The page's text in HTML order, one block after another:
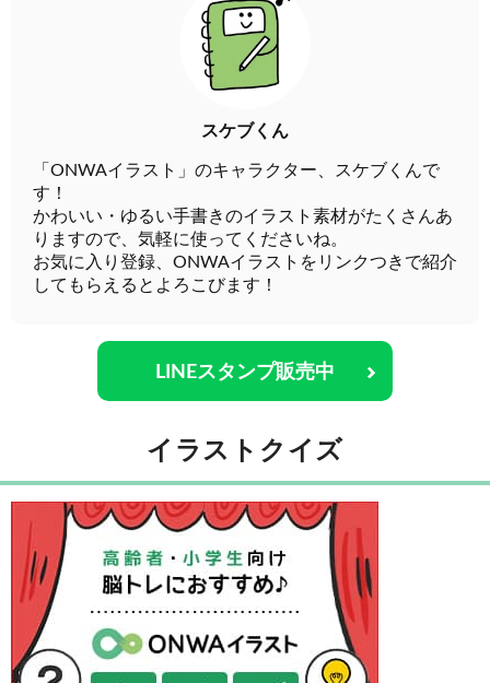
スケブくん
「ONWAイラスト」のキャラクター、スケブくんで
す！
かわいい・ゆるい手書きのイラスト素材がたくさんあ
りますので、気軽に使ってくださいね。
お気に入り登録、ONWAイラストをリンクつきで紹介
してもらえるとよろこびます！
LINEスタンプ販売中
イラストクイズ